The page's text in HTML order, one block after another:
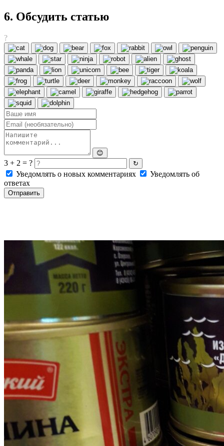
6. Обсудить статью
?
😊
3 + 2 = ? ↻
Уведомлять о новых комментариях
Уведомлять об
ответах
Отправить